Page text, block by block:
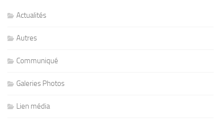
Actualités
Autres
Communiqué
Galeries Photos
Lien média